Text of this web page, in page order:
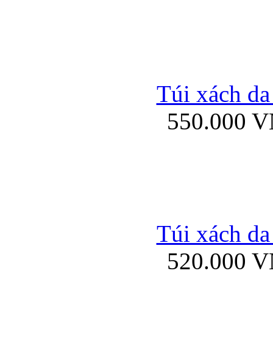
Bao da iPad
Túi xách
550.000
Túi xách
520.000